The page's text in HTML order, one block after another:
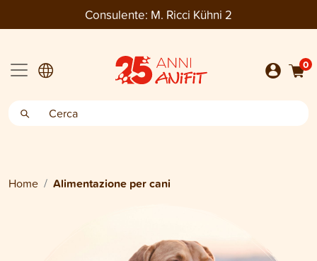
Consulente: M. Ricci Kühni 2
0
Home Alimentazione per cani